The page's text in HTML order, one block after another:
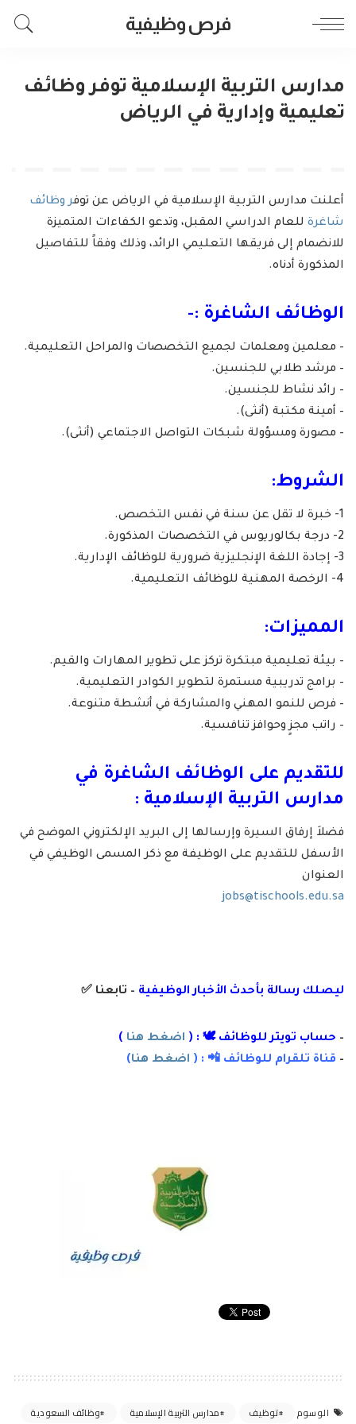
فرص وظيفية
مدارس التربية الإسلامية توفر وظائف
تعليمية وإدارية في الرياض
أعلنت مدارس التربية الإسلامية في الرياض عن توفر وظائف
شاغرة للعام الدراسي المقبل، وتدعو الكفاءات المتميزة
للانضمام إلى فريقها التعليمي الرائد، وذلك وفقاً للتفاصيل
المذكورة أدناه.
الوظائف الشاغرة :-
– معلمين ومعلمات لجميع التخصصات والمراحل التعليمية.
– مرشد طلابي للجنسين.
– رائد نشاط للجنسين.
– أمينة مكتبة (أنثى).
– مصورة ومسؤولة شبكات التواصل الاجتماعي (أنثى).
الشروط:
1- خبرة لا تقل عن سنة في نفس التخصص.
2- درجة بكالوريوس في التخصصات المذكورة.
3- إجادة اللغة الإنجليزية ضرورية للوظائف الإدارية.
4- الرخصة المهنية للوظائف التعليمية.
المميزات:
– بيئة تعليمية مبتكرة تركز على تطوير المهارات والقيم.
– برامج تدريبية مستمرة لتطوير الكوادر التعليمية.
– فرص للنمو المهني والمشاركة في أنشطة متنوعة.
– راتب مجزٍ وحوافز تنافسية.
للتقديم على الوظائف الشاغرة في
مدارس التربية الإسلامية :
فضلاَ إرفاق السيرة وإرسالها إلى البريد الإلكتروني الموضح في
الأسفل للتقديم على الوظيفة مع ذكر المسمى الوظيفي في
العنوان
jobs@tischools.edu.sa
ليصلك رسالة بأحدث الأخبار الوظيفية – تابعنا ✅
– حساب تويتر للوظائف 🕊 : ( اضغط هنا )
– قناة تلقرام للوظائف 📲 : ( اضغط هنا)
الوسوم توظيف مدارس التربية الإسلامية وظائف السعودية